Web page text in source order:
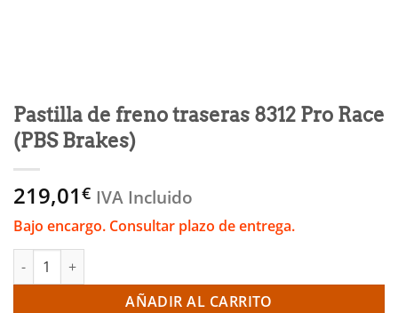
Pastilla de freno traseras 8312 Pro Race
(PBS Brakes)
219,01€ IVA Incluido
Bajo encargo. Consultar plazo de entrega.
Pastilla de freno traseras 8312 Pro Race (PBS Brakes) cantidad
AÑADIR AL CARRITO